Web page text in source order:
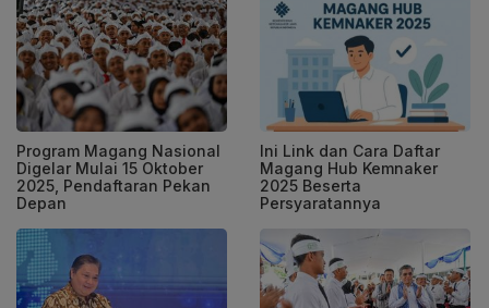
Program Magang Nasional
Digelar Mulai 15 Oktober
2025, Pendaftaran Pekan
Depan
Ini Link dan Cara Daftar
Magang Hub Kemnaker
2025 Beserta
Persyaratannya